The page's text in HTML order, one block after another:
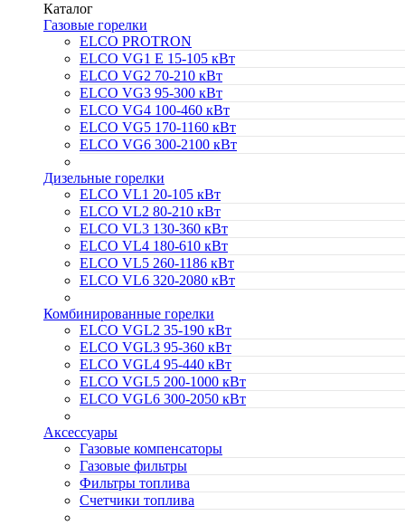
Каталог
Газовые горелки
ELCO PROTRON
ELCO VG1 E 15-105 кВт
ELCO VG2 70-210 кВт
ELCO VG3 95-300 кВт
ELCO VG4 100-460 кВт
ELCO VG5 170-1160 кВт
ELCO VG6 300-2100 кВт
Дизельные горелки
ELCO VL1 20-105 кВт
ELCO VL2 80-210 кВт
ELCO VL3 130-360 кВт
ELCO VL4 180-610 кВт
ELCO VL5 260-1186 кВт
ELCO VL6 320-2080 кВт
Комбинированные горелки
ELCO VGL2 35-190 кВт
ELCO VGL3 95-360 кВт
ELCO VGL4 95-440 кВт
ELCO VGL5 200-1000 кВт
ELCO VGL6 300-2050 кВт
Аксессуары
Газовые компенсаторы
Газовые фильтры
Фильтры топлива
Счетчики топлива